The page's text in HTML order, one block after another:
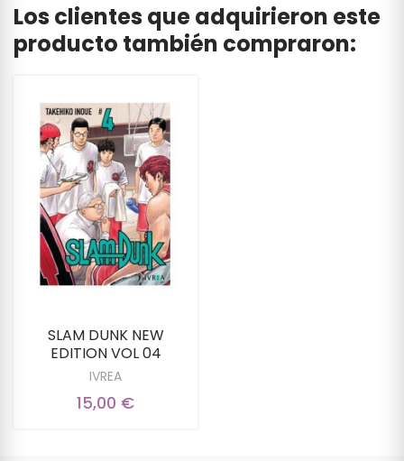
Los clientes que adquirieron este
producto también compraron:
SLAM DUNK NEW
EDITION VOL 04
IVREA
15,00 €